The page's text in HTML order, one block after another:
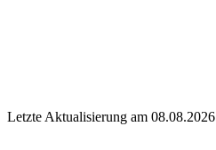
Letzte Aktualisierung am 08.08.2026